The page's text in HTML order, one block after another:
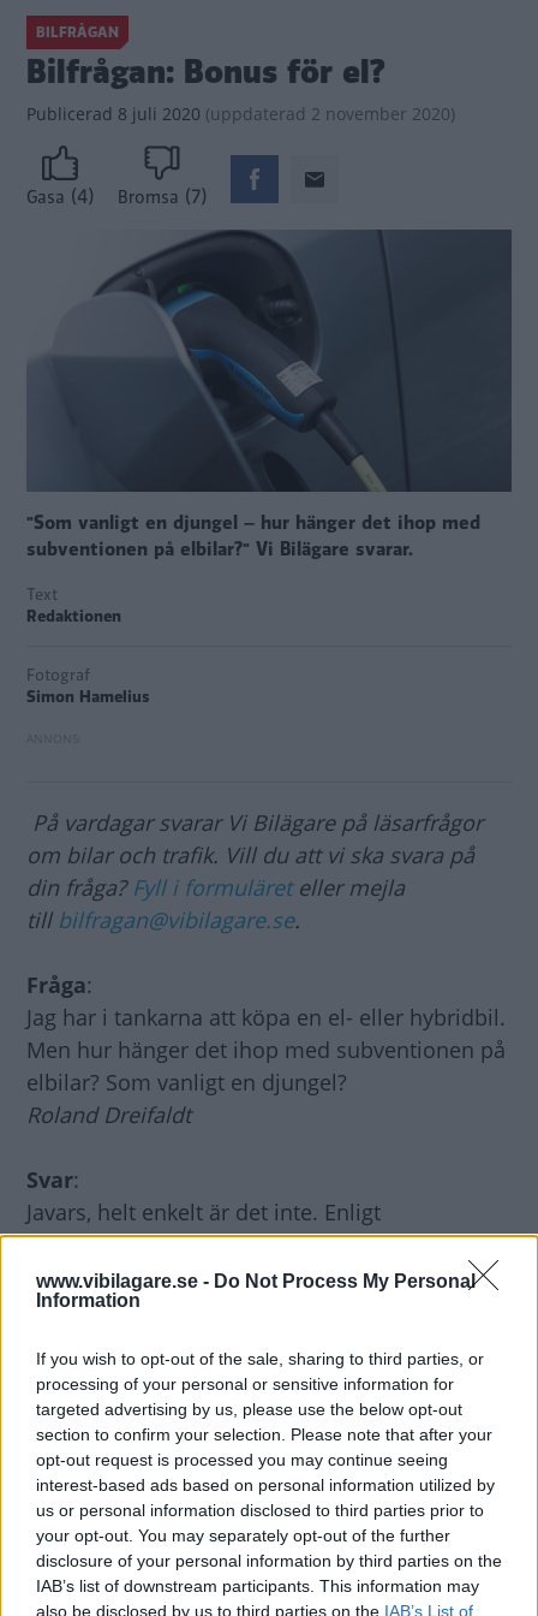
www.vibilagare.se - Do Not Process My Personal
Information
If you wish to opt-out of the sale, sharing to third parties, or
processing of your personal or sensitive information for
targeted advertising by us, please use the below opt-out
section to confirm your selection. Please note that after your
opt-out request is processed you may continue seeing
interest-based ads based on personal information utilized by
us or personal information disclosed to third parties prior to
your opt-out. You may separately opt-out of the further
disclosure of your personal information by third parties on the
IAB’s list of downstream participants. This information may
also be disclosed by us to third parties on the IAB’s List of
BILFRÅGAN
Bilfrågan: Bonus för el?
Publicerad 8 juli 2020 (uppdaterad 2 november 2020)
Gasa (4) Bromsa (7)
"Som vanligt en djungel – hur hänger det ihop med
subventionen på elbilar?" Vi Bilägare svarar.
Text
Redaktionen
Fotograf
Simon Hamelius
På vardagar svarar Vi Bilägare på läsarfrågor
om bilar och trafik. Vill du att vi ska svara på
din fråga? Fyll i formuläreteller mejla
till bilfragan@vibilagare.se.
Fråga:
Jag har i tankarna att köpa en el- eller hybridbil.
Men hur hänger det ihop med subventionen på
elbilar? Som vanligt en djungel?
Roland Dreifaldt
Svar:
Javars, helt enkelt är det inte. Enligt
Transportstyrelsen gäller att fordon som tas i
trafik under 2020 eller senare med utsläpp av
koldioxid på upp till 70 g/km anses vara
bonus på maximalt 60 000 kronor. Helelbilar
och vätgasbilar är kvalificerade för den
maximala bonusen. Övriga bilars bonus beror
på koldioxidutsläppet. Om du till exempel
funderar på en hybrid med diesel eller
bensinmotor är tipset att gå in på
Transportstyrelsens hemsida Bonus Malus. Där
kan man enkelt fylla i de uppgifter som gäller